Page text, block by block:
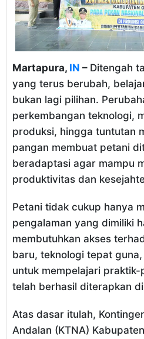
Martapura, IN – Ditengah
yang terus berubah,
bukan lagi pilihan.
perkembangan teknologi,
produksi, hingga tuntutan
pangan membuat petani
beradaptasi agar mampu
produktivitas dan
Petani tidak cukup hanya
pengalaman yang dimiliki
membutuhkan akses
baru, teknologi tepat
untuk mempelajari
telah berhasil diterapkan
Atas dasar itulah,
Andalan (KTNA)